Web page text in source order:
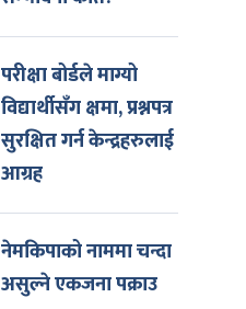
परीक्षा बोर्डले माग्यो
विद्यार्थीसँग क्षमा, प्रश्नपत्र
सुरक्षित गर्न केन्द्रहरुलाई
आग्रह
नेमकिपाको नाममा चन्दा
असुल्ने एकजना पक्राउ